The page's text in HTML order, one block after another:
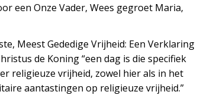
een Onze Vader, Wees gegroet Maria,
Meest Gededige Vrijheid: Een Verklaring
de Koning “een dag is die specifiek
religieuze vrijheid, zowel hier als in het
aantastingen op religieuze vrijheid.”